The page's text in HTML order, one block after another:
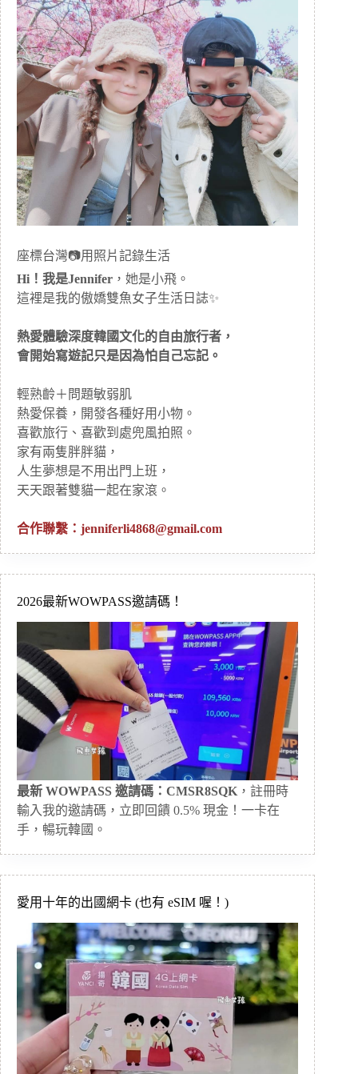
座標台灣📷用照片記錄生活
Hi！我是Jennifer ，她是小飛。
這裡是我的傲嬌雙魚女子生活日誌✨
熱愛體驗深度韓國文化的自由旅行者，
會開始寫遊記只是因為怕自己忘記。
輕熟齡＋問題敏弱肌
熱愛保養，開發各種好用小物。
喜歡旅行、喜歡到處兜風拍照。
家有兩隻胖胖貓，
人生夢想是不用出門上班，
天天跟著雙貓一起在家滾。
合作聯繫： jenniferli4868@gmail.com
2026最新WOWPASS邀請碼！
最新 WOWPASS 邀請碼：CMSR8SQK ，註冊時
輸入我的邀請碼，立即回饋 0.5% 現金！一卡在
手，暢玩韓國。
愛用十年的出國網卡 (也有 eSIM 喔！)